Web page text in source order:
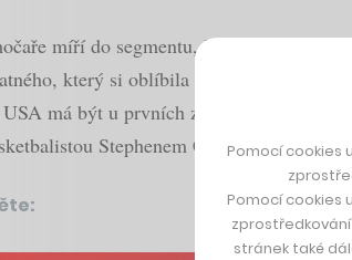
míří do segmentu,kde dosud
který si oblíbila řada známých
má být u prvních zákazníků od 26.
Stephenem Currym.Pomocí cookies
Pomocí cookies
stránek také